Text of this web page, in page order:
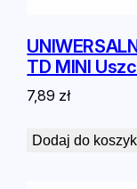
TD MINI
7,89 zł
Dodaj do